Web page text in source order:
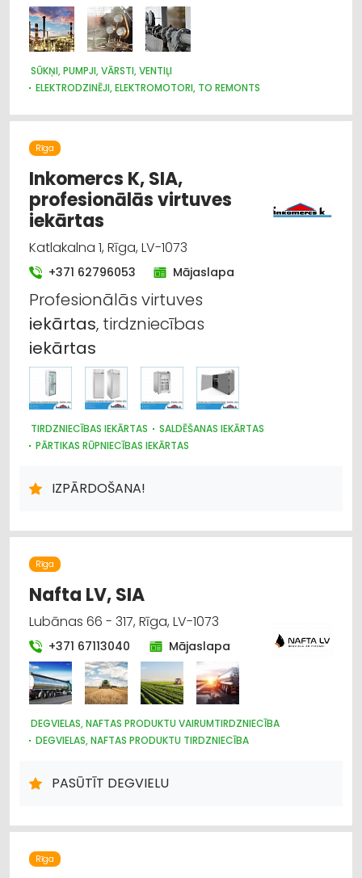
SŪKŅI, PUMPJI, VĀRSTI, VENTIĻI
ELEKTRODZINĒJI, ELEKTROMOTORI, TO REMONTS
PĀRTIKAS RŪPNIECĪBAS IEKĀRTAS
SILTUMTEHNIKA, APKURES IEKĀRTAS
Rīga
Inkomercs K, SIA,
profesionālās virtuves
iekārtas
Katlakalna 1, Rīga, LV-1073
+371 62796053 Mājaslapa
Profesionālās virtuves
iekārtas, tirdzniecības
iekārtas
TIRDZNIECĪBAS IEKĀRTAS
SALDĒŠANAS IEKĀRTAS
PĀRTIKAS RŪPNIECĪBAS IEKĀRTAS
PASĀKUMU ORGANIZĒŠANA, ATRIBŪTIKA
IZPĀRDOŠANA!
Rīga
Nafta LV, SIA
Lubānas 66 - 317, Rīga, LV-1073
+371 67113040 Mājaslapa
DEGVIELAS, NAFTAS PRODUKTU VAIRUMTIRDZNIECĪBA
DEGVIELAS, NAFTAS PRODUKTU TIRDZNIECĪBA
KURINĀMAIS
PASŪTĪT DEGVIELU
Rīga